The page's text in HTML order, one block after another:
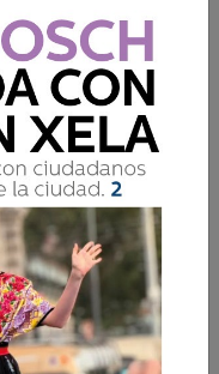
VENCE PAGO
Tributaria (SAT)